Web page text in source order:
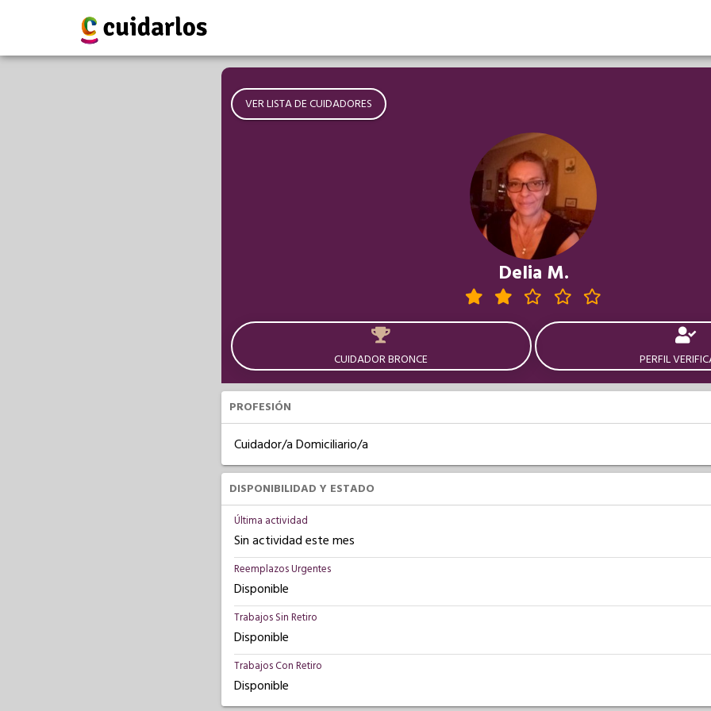
VER LISTA DE CUIDADORES
Delia M.
CUIDADOR BRONCE PERFIL
PROFESIÓN
Cuidador/a Domiciliario/a
DISPONIBILIDAD Y ESTADO
Última actividad
Sin actividad este mes
Reemplazos Urgentes
Disponible
Trabajos Sin Retiro
Disponible
Trabajos Con Retiro
Disponible